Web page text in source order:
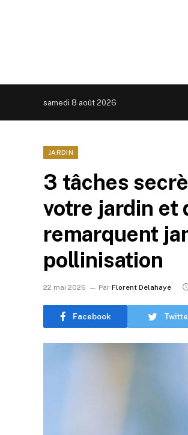
samedi 8 août 2026
JARDIN
3 tâches
votre jardin et
remarquent
pollinisation
22 mai 2026 Par Florent Delahaye
Facebook